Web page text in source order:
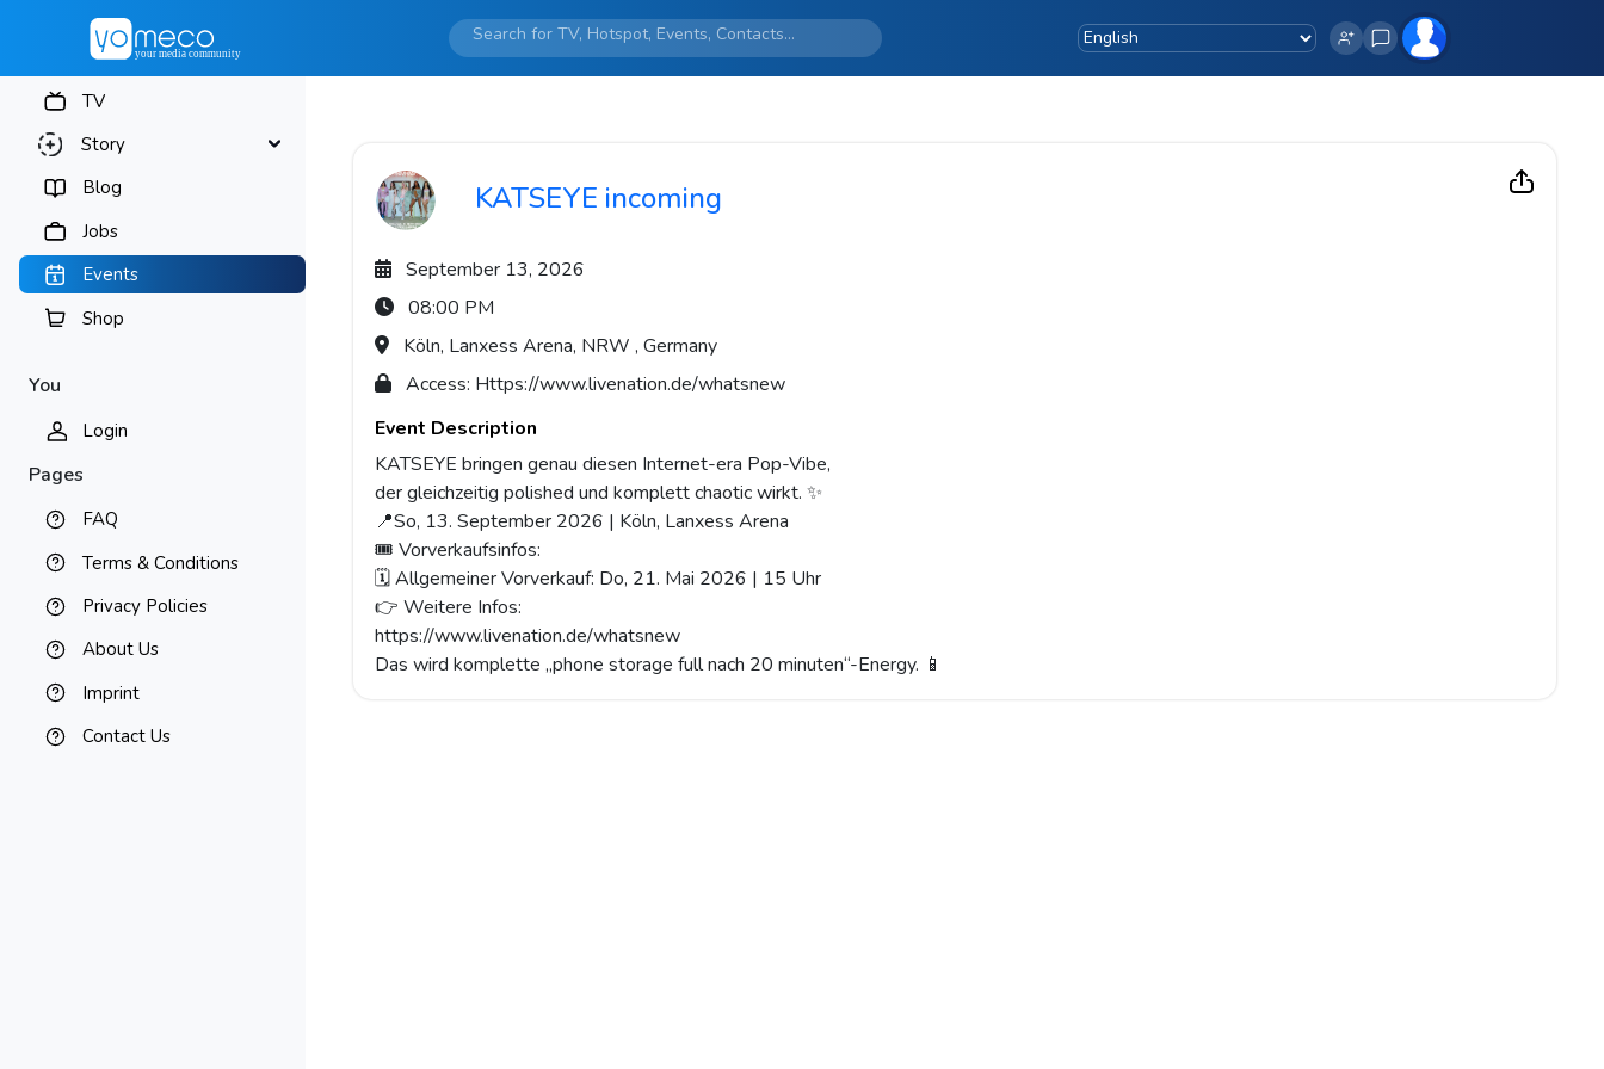
TV
Story
Blog
Jobs
Events
Shop
You
Login
Pages
FAQ
Terms & Conditions
Privacy Policies
About Us
Imprint
Contact Us
KATSEYE incoming
September 13, 2026
08:00 PM
Köln, Lanxess Arena, NRW , Germany
Access: Https://www.livenation.de/whatsnew
Event Description
KATSEYE bringen genau diesen Internet-era Pop-Vibe,
der gleichzeitig polished und komplett chaotic wirkt. ✨
📍So, 13. September 2026 | Köln, Lanxess Arena
🎟️ Vorverkaufsinfos:
🗓️ Allgemeiner Vorverkauf: Do, 21. Mai 2026 | 15 Uhr
👉 Weitere Infos:
https://www.livenation.de/whatsnew
Das wird komplette „phone storage full nach 20 minuten“-Energy. 📱